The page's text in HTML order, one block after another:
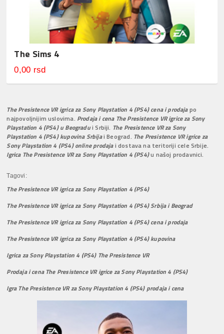
The Sims 4
0,00 rsd
The Presistence VR igrica za Sony Playstation 4 (PS4) cena i prodajapo
najpovoljnijim uslovima. Prodaja i cena The Presistence VR igrice za Sony
Playstation 4 (PS4) u Beogradui Srbiji. The Presistence VR za Sony
Playstation 4 (PS4) kupovina Srbijai Beograd. The Presistence VR igrice za
Sony Playstation 4 (PS4) online prodajai dostava na teritoriji cele Srbije.
Igrica The Presistence VR za Sony Playstation 4 (PS4)u našoj prodavnici.
Tagovi:
The Presistence VR igrica za Sony Playstation 4 (PS4)
The Presistence VR igrica za Sony Playstation 4 (PS4) Srbija i Beograd
The Presistence VR igrica za Sony Playstation 4 (PS4) cena i prodaja
The Presistence VR igrica za Sony Playstation 4 (PS4) kupovina
Igrica za Sony Playstation 4 (PS4) The Presistence VR
Prodaja i cena The Presistence VR igrice za Sony Playstation 4 (PS4)
Igra The Presistence VR za Sony Playstation 4 (PS4) prodaja i cena